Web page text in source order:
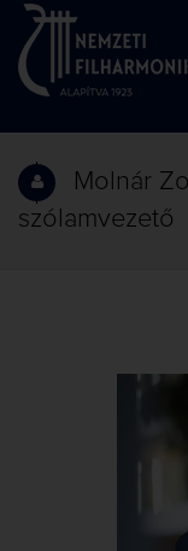
Molnár
szólamvezető